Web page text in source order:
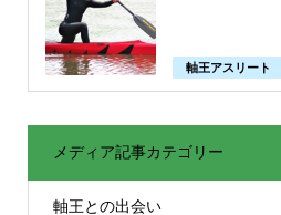
軸王アスリート
メディア記事カテゴリー
軸王との出会い